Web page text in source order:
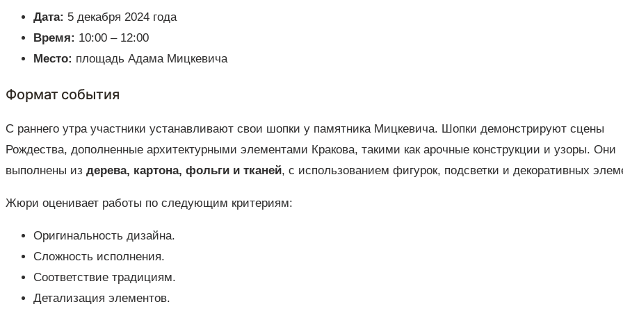
Дата: 5 декабря 2024 года
Время: 10:00 – 12:00
Место: площадь Адама Мицкевича
Формат события
С раннего утра участники устанавливают свои шопки у памятника Мицкевича. Шопки демонстрируют сцены
Рождества, дополненные архитектурными элементами Кракова, такими как арочные конструкции и узоры. Они
выполнены из дерева, картона, фольги и тканей, с использованием фигурок, подсветки и декоративных
Жюри оценивает работы по следующим критериям:
Оригинальность дизайна.
Сложность исполнения.
Соответствие традициям.
Детализация элементов.